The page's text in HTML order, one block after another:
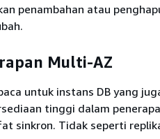
penambahan atau
Multi-AZ
untuk instans DB yang
tinggi dalam
sinkron. Tidak seperti